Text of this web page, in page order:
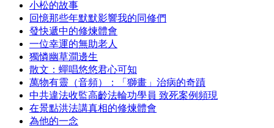
小松的故事
回憶那些年默默影響我的同修們
發快遞中的修煉體會
一位幸運的無助老人
獨憐幽草澗邊生
散文：蟬唱悠悠君心可知
萬物有靈（音頻）：「獅畫」治病的奇蹟
中共違法收監高齡法輪功學員 致死案例頻現
在景點洪法講真相的修煉體會
為他的一念